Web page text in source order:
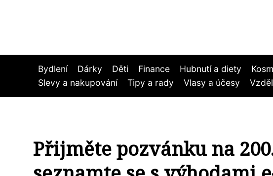
Bydlení Dárky Děti Finance Hubnutí a diety
Slevy a nakupování
Tipy a rady Vlasy a účesy
Přijměte pozvánku na